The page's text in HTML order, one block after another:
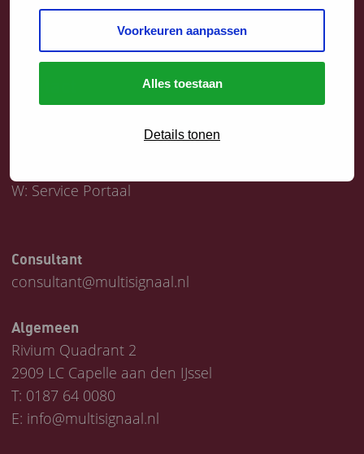
Voorkeuren aanpassen
Alles toestaan
Details tonen
W: Service Portaal
Consultant
consultant@multisignaal.nl
Algemeen
Rivium Quadrant 2
2909 LC Capelle aan den IJssel
T: 0187 64 0080
E: info@multisignaal.nl